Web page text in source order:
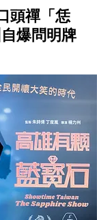
頭禪「恁
爆問明牌